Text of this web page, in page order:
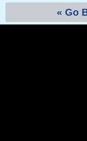
« Go